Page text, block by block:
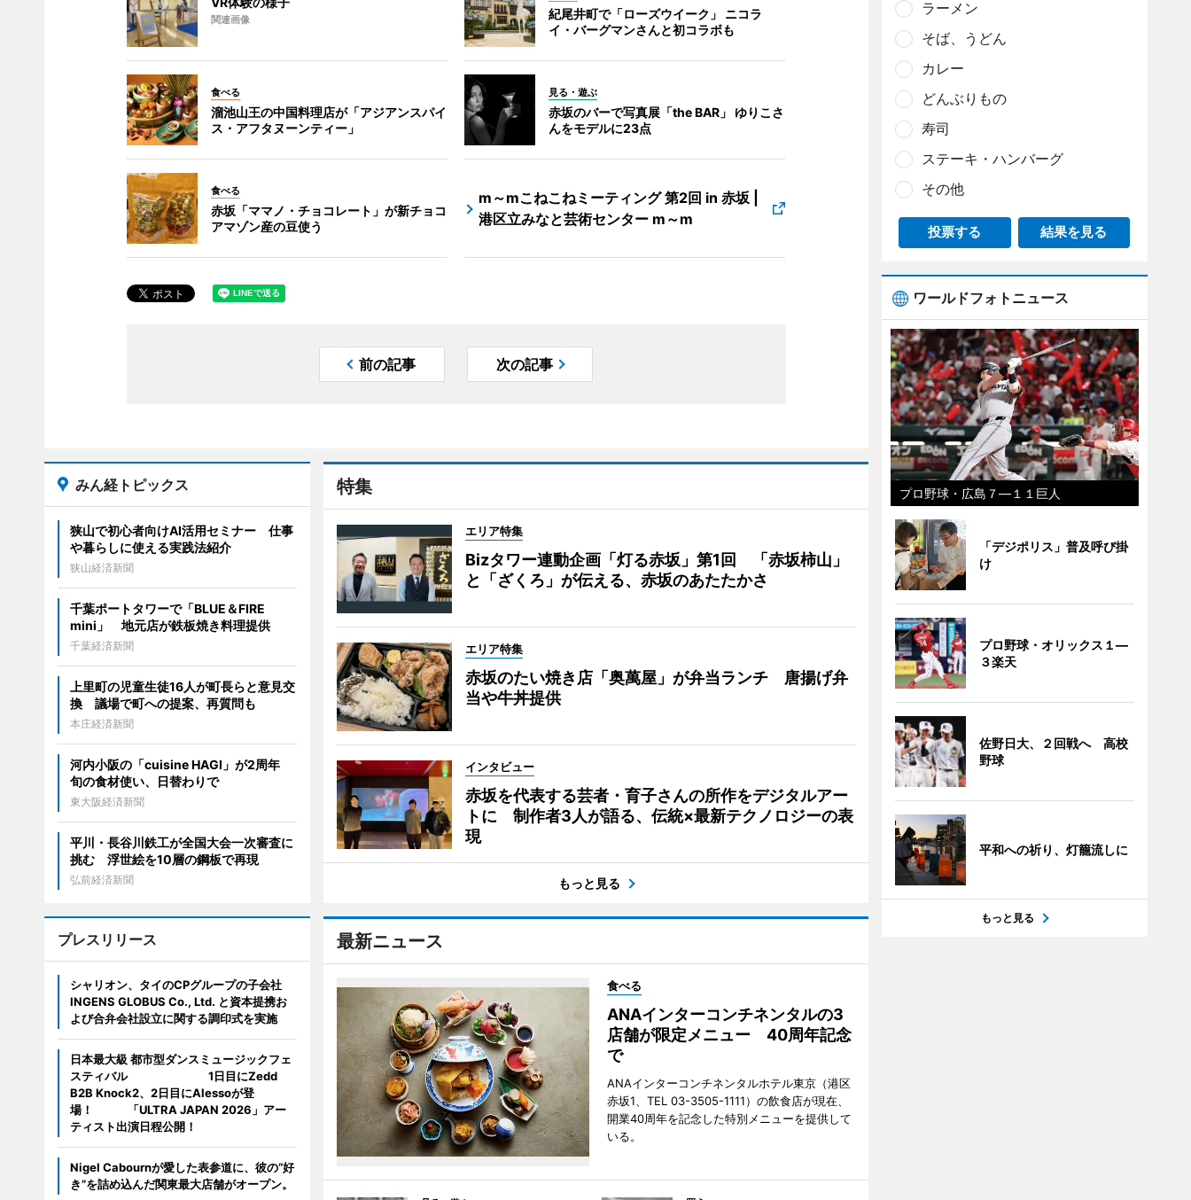
関連画像
紀尾井町で「ローズウイーク」 ニコラ
イ・バーグマンさんと初コラボも
食べる
溜池山王の中国料理店が「アジアンスパイ
ス・アフタヌーンティー」
見る・遊ぶ
赤坂のバーで写真展「the BAR」 ゆりこさ
んをモデルに23点
食べる
赤坂「ママノ・チョコレート」が新チョコ
アマゾン産の豆使う
m～mこねこねミーティング 第2回 in 赤坂 |
港区立みなと芸術センター m～m
前の記事 次の記事
特集
エリア特集
Bizタワー連動企画「灯る赤坂」第1回 「赤坂柿山」
と「ざくろ」が伝える、赤坂のあたたかさ
エリア特集
赤坂のたい焼き店「奥萬屋」が弁当ランチ 唐揚げ弁
当や牛丼提供
インタビュー
赤坂を代表する芸者・育子さんの所作をデジタルアー
トに 制作者3人が語る、伝統×最新テクノロジーの表
現
もっと見る
最新ニュース
食べる
ANAインターコンチネンタルの3
店舗が限定メニュー 40周年記念
で
ANAインターコンチネンタルホテル東京（港区
赤坂1、TEL 03-3505-1111）の飲食店が現在、
開業40周年を記念した特別メニューを提供して
いる。
みん経トピックス
狭山で初心者向けAI活用セミナー 仕事
や暮らしに使える実践法紹介
狭山経済新聞
千葉ポートタワーで「BLUE＆FIRE
mini」 地元店が鉄板焼き料理提供
千葉経済新聞
上里町の児童生徒16人が町長らと意見交
換 議場で町への提案、再質問も
本庄経済新聞
河内小阪の「cuisine HAGI」が2周年
旬の食材使い、日替わりで
東大阪経済新聞
平川・長谷川鉄工が全国大会一次審査に
挑む 浮世絵を10層の鋼板で再現
弘前経済新聞
プレスリリース
シャリオン、タイのCPグループの子会社
INGENS GLOBUS Co., Ltd. と資本提携お
よび合弁会社設立に関する調印式を実施
日本最大級 都市型ダンスミュージックフェ
スティバル 1日目にZedd
B2B Knock2、2日目にAlessoが登
場！ 「ULTRA JAPAN 2026」アー
ティスト出演日程公開！
Nigel Cabournが愛した表参道に、彼の“好
き”を詰め込んだ関東最大店舗がオープン。
ラーメン
そば、うどん
カレー
どんぶりもの
寿司
ステーキ・ハンバーグ
その他
投票する 結果を見る
ワールドフォトニュース
プロ野球・広島７―１１巨人
「デジポリス」普及呼び掛
け
プロ野球・オリックス１―
３楽天
佐野日大、２回戦へ 高校
野球
平和への祈り、灯籠流しに
もっと見る